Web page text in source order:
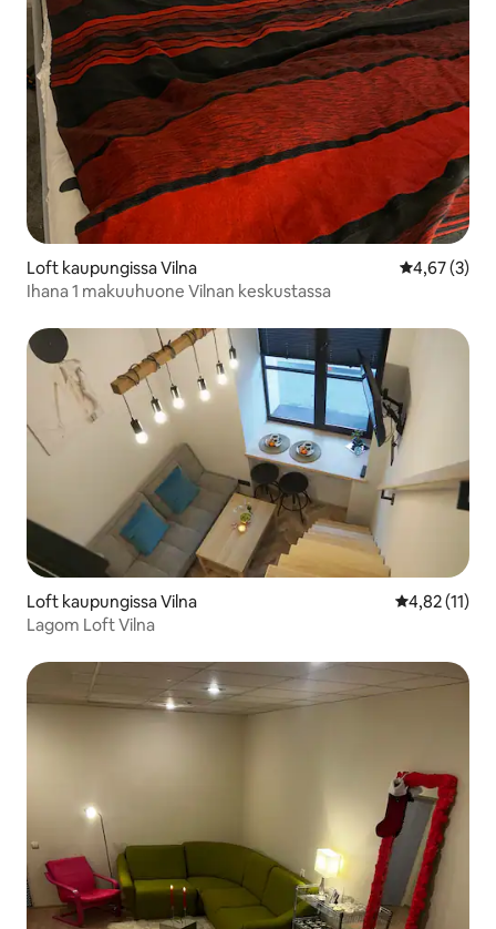
Loft kaupungissa Vilna
4,67 (3)
Ihana 1 makuuhuone Vilnan keskustassa
Loft kaupungissa Vilna
4,82 (11)
Lagom Loft Vilna